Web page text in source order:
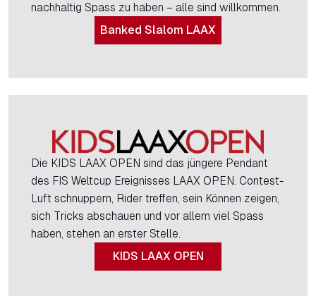
nachhaltig Spass zu haben – alle sind willkommen.
Banked Slalom LAAX
Die KIDS LAAX OPEN sind das jüngere Pendant
des FIS Weltcup Ereignisses LAAX OPEN. Contest-
Luft schnuppern, Rider treffen, sein Können zeigen,
sich Tricks abschauen und vor allem viel Spass
haben, stehen an erster Stelle.
KIDS LAAX OPEN